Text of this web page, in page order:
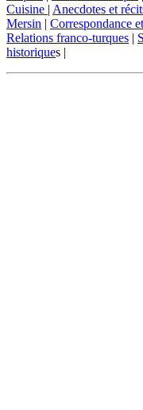
Cuisine | Anecdotes et
Mersin | Correspondance
Relations franco-turques |
historiques |